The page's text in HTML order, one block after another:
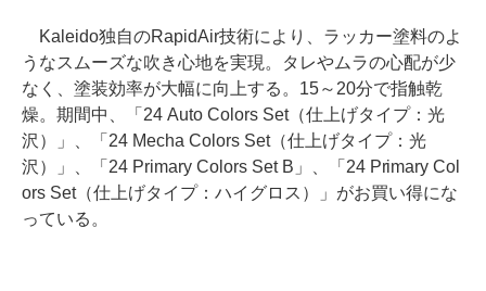
Kaleido独自のRapidAir技術により、ラッカー塗料のよ
うなスムーズな吹き心地を実現。タレやムラの心配が少
なく、塗装効率が大幅に向上する。15～20分で指触乾
燥。期間中、「24 Auto Colors Set（仕上げタイプ：光
沢）」、「24 Mecha Colors Set（仕上げタイプ：光
沢）」、「24 Primary Colors Set B」、「24 Primary Col
ors Set（仕上げタイプ：ハイグロス）」がお買い得にな
っている。